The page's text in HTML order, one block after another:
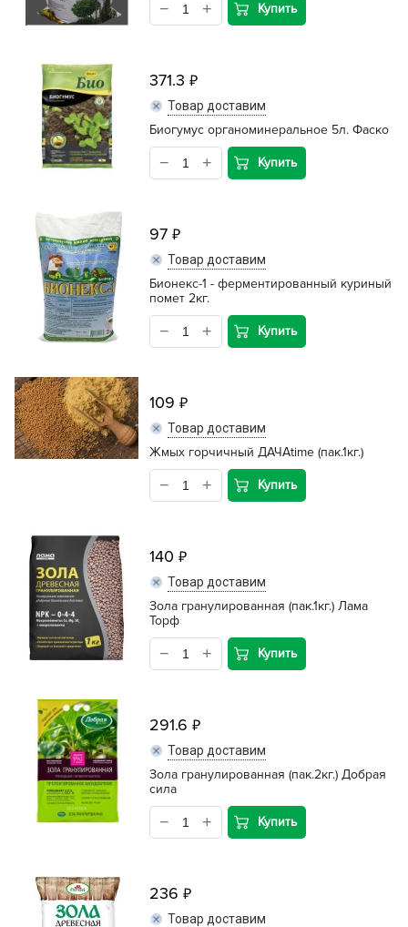
Купить
371.3
Товар доставим
Биогумус органоминеральное 5л. Фаско
Купить
97
Товар доставим
Бионекс-1 - ферментированный куриный
помет 2кг.
Купить
109
Товар доставим
Жмых горчичный ДАЧАtime (пак.1кг.)
Купить
140
Товар доставим
Зола гранулированная (пак.1кг.) Лама
Торф
Купить
291.6
Товар доставим
Зола гранулированная (пак.2кг.) Добрая
сила
Купить
236
Товар доставим